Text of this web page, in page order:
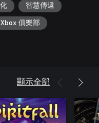
元細節。不過別只顧
，現在更是有黑暗的存
勵。取得他們的星辰之
使用不同組合搭配來自
智慧傳遞
Xbox 俱樂部
顯示全部